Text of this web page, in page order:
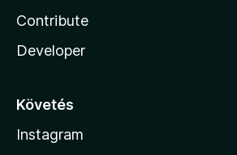
Contribute
Developer
Követés
Instagram